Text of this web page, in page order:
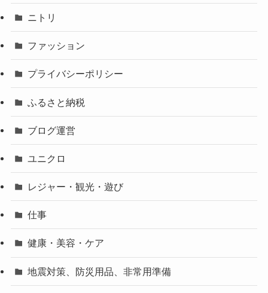
ニトリ
ファッション
プライバシーポリシー
ふるさと納税
ブログ運営
ユニクロ
レジャー・観光・遊び
仕事
健康・美容・ケア
地震対策、防災用品、非常用準備